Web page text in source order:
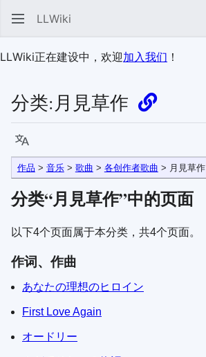
LLWiki
LLWiki正在建设中，欢迎加入我们 ！
分类:月見草作
语言
作品 > 音乐> 歌曲 > 各创作者歌曲 > 月見草作
分类“月見草作”中的页面
以下4个页面属于本分类，共4个页面。
作词、作曲
あなたの理想のヒロイン
First Love Again
オードリー